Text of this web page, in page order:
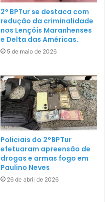
2º BPTur se destaca com
redução da criminalidade
nos Lençóis Maranhenses
e Delta das Américas.
5 de maio de 2026
Policiais do 2°BPTur
efetuaram apreensão de
drogas e armas fogo em
Paulino Neves
26 de abril de 2026